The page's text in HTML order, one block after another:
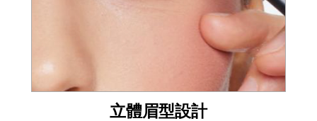
立體眉型設計